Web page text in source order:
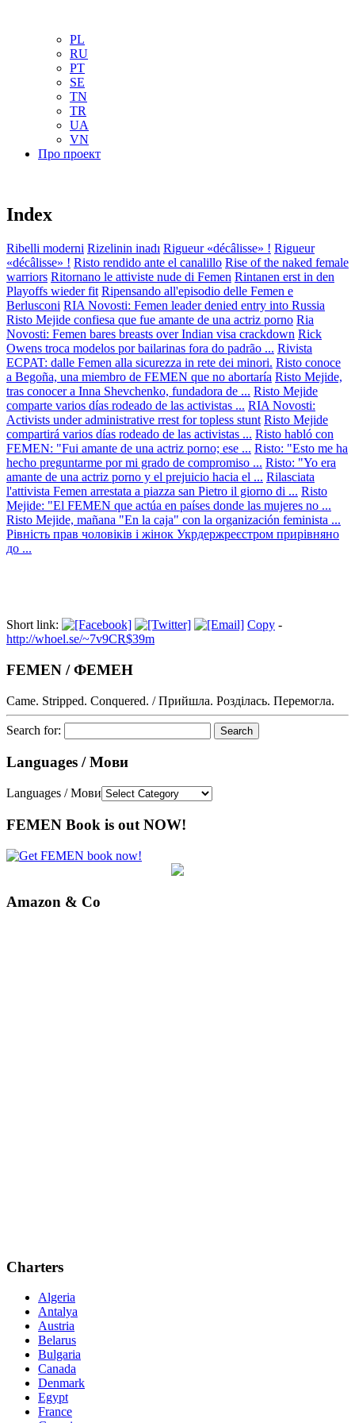
PL
RU
PT
SE
TN
TR
UA
VN
Про проект
Index
Ribelli moderni Rizelinin inadı Rigueur «décâlisse» ! Rigueur
«décâlisse» ! Risto rendido ante el canalillo Rise of the naked female
warriors Ritornano le attiviste nude di Femen Rintanen erst in den
Playoffs wieder fit Ripensando all'episodio delle Femen e
Berlusconi RIA Novosti: Femen leader denied entry into Russia
Risto Mejide confiesa que fue amante de una actriz porno Ria
Novosti: Femen bares breasts over Indian visa crackdown Rick
Owens troca modelos por bailarinas fora do padrão ... Rivista
ECPAT: dalle Femen alla sicurezza in rete dei minori. Risto conoce
a Begoña, una miembro de FEMEN que no abortaría Risto Mejide,
tras conocer a Inna Shevchenko, fundadora de ... Risto Mejide
comparte varios días rodeado de las activistas ... RIA Novosti:
Activists under administrative rrest for topless stunt Risto Mejide
compartirá varios días rodeado de las activistas ... Risto habló con
FEMEN: "Fui amante de una actriz porno; ese ... Risto: "Esto me ha
hecho preguntarme por mi grado de compromiso ... Risto: "Yo era
amante de una actriz porno y el prejuicio hacia el ... Rilasciata
l'attivista Femen arrestata a piazza san Pietro il giorno di ... Risto
Mejide: "El FEMEN que actúa en países donde las mujeres no ...
Risto Mejide, mañana "En la caja" con la organización feminista ...
Рівність прав чоловіків і жінок Укрдержреєстром прирівняно
до ...
Short link: Copy -
http://whoel.se/~7v9CR$39m
FEMEN / ФЕМЕН
Came. Stripped. Conquered. / Прийшла. Розділась. Перемогла.
Search for:
Languages / Мови
Languages / Мови
FEMEN Book is out NOW!
Amazon & Co
Charters
Algeria
Antalya
Austria
Belarus
Bulgaria
Canada
Denmark
Egypt
France